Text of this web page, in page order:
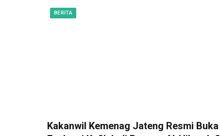
BERITA
Kakanwil Kemenag Jateng Resmi Buka